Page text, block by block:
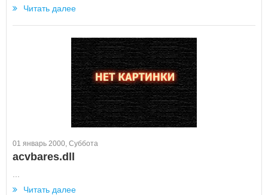
Читать далее
01 январь 2000, Суббота
acvbares.dll
Читать далее